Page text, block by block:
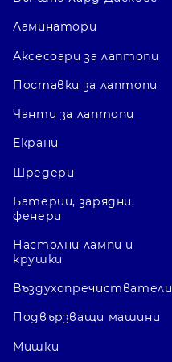
Ламинатори
Аксесоари за лаптопи
Поставки за лаптопи
Чанти за лаптопи
Екрани
Шредери
Батерии, зарядни,
фенери
Настолни лампи и
крушки
Въздухопречистватели
Подвързващи машини
Мишки